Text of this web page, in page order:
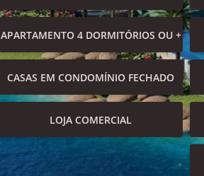
APARTAMENTO 4 DORMITÓRIOS OU +
CASAS EM CONDOMÍNIO FECHADO
LOJA COMERCIAL